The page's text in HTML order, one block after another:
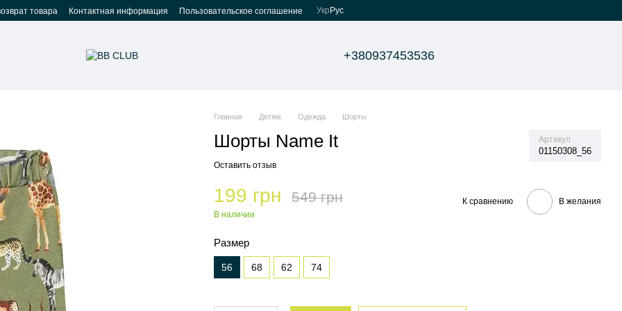
товара Контактная информация Пользовательское соглашение Укр Рус
+380937453536
Главная Детям Одежда Шорты
Шорты Name It Артикул
01150308_56
Оставить отзыв
199 грн 549 грн
В наличии
К сравнению В желания
Размер
56 68 62 74